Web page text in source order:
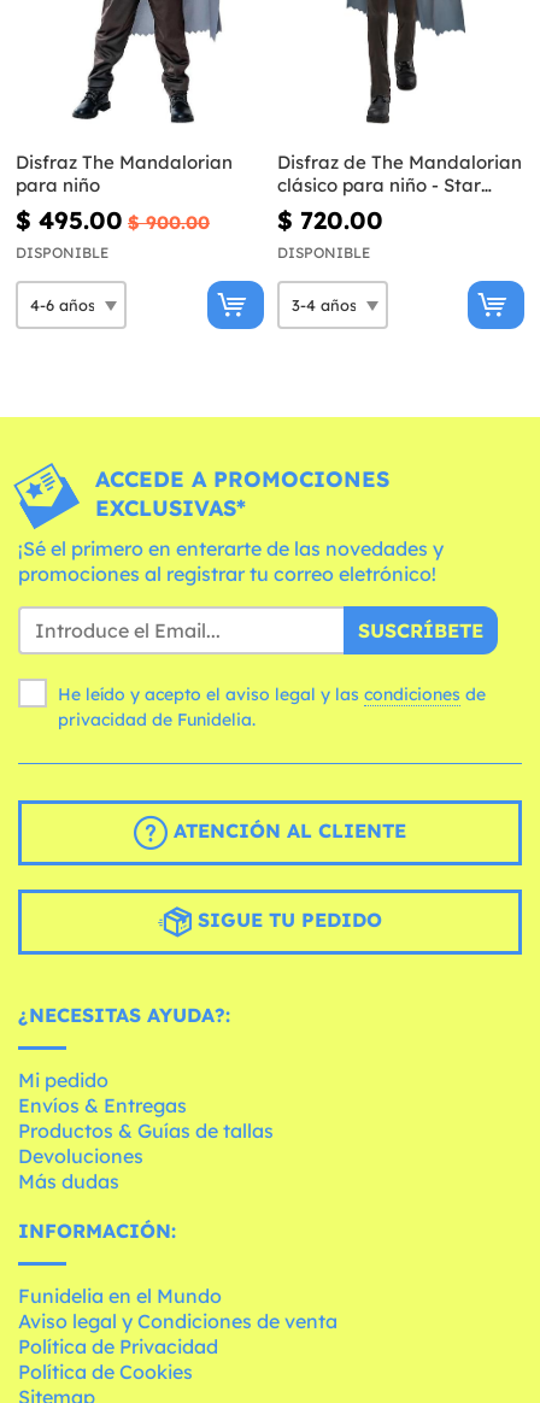
Disfraz The Mandalorian
para niño
$ 495.00 $ 900.00
DISPONIBLE
Disfraz de The Mandalorian
clásico para niño - Star
Wars
$ 720.00
DISPONIBLE
ACCEDE A PROMOCIONES
EXCLUSIVAS*
¡Sé el primero en enterarte de las novedades y
promociones al registrar tu correo eletrónico!
SUSCRÍBETE
He leído y acepto el aviso legal y las condiciones
privacidad de Funidelia.
ATENCIÓN AL CLIENTE
SIGUE TU PEDIDO
¿NECESITAS AYUDA?:
Mi pedido
Envíos & Entregas
Productos & Guías de tallas
Devoluciones
Más dudas
INFORMACIÓN:
Funidelia en el Mundo
Aviso legal y Condiciones de venta
Política de Privacidad
Política de Cookies
Sitemap